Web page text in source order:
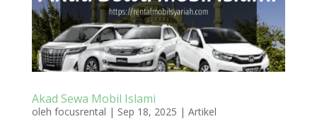
Akad Sewa Mobil Islami
oleh focusrental | Sep 18, 2025 | Artikel